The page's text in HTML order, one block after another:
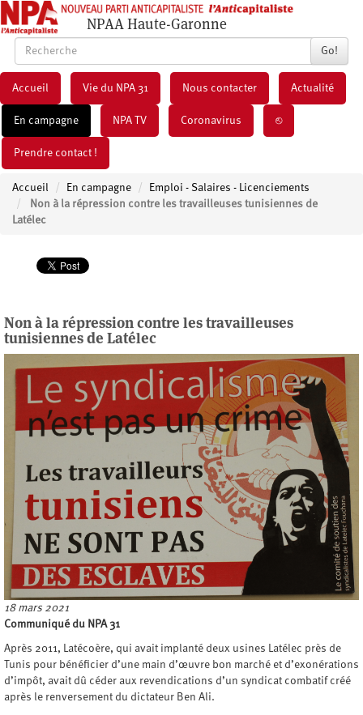
NPAA Haute-Garonne
Go!
Accueil Vie du NPA 31 Nous contacter Actualité
En campagne NPA TV Coronavirus ⎋
Prendre contact !
Accueil En campagne
Emploi - Salaires - Licenciements
Non à la répression contre les travailleuses tunisiennes de
Latélec
Non à la répression contre les travailleuses
tunisiennes de Latélec
18 mars 2021
Communiqué du NPA 31
Après 2011, Latécoère, qui avait implanté deux usines Latélec près de
Tunis pour bénéficier d’une main d’œuvre bon marché et d’exonérations
d’impôt, avait dû céder aux revendications d’un syndicat combatif créé
après le renversement du dictateur Ben Ali.